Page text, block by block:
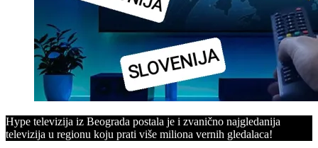
Hype televizija iz Beograda postala je i zvanično najgledanija
televizija u regionu koju prati više miliona vernih gledalaca!